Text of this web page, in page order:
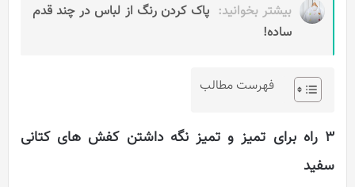
بیشتر بخوانید: پاک کردن رنگ از لباس در چند قدم
ساده!
فهرست مطالب
3 راه برای تمیز و تمیز نگه داشتن کفش های کتانی
سفید